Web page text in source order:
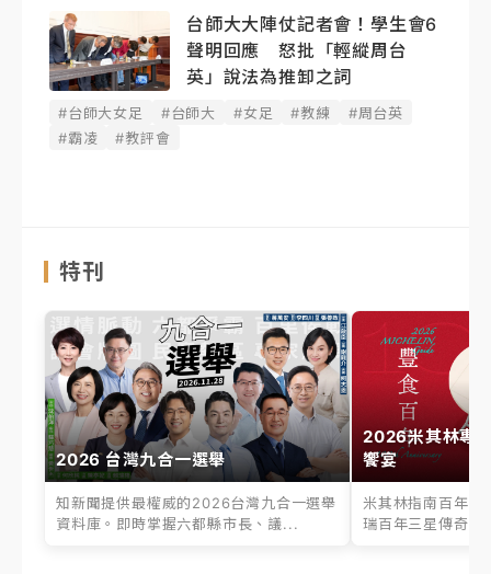
台師大大陣仗記者會！學生會6
聲明回應 怒批「輕縱周台
英」說法為推卸之詞
#台師大女足 #台師大 #女足 #教練
#周台英
#霸凌
#教評會
特刊
2026 台灣九合一選舉
知新聞提供最權威的2026台灣九合一選舉
資料庫。即時掌握六都縣市長、議...
2026米其林專
饗宴
米其林指南百年之
瑞百年三星傳奇、